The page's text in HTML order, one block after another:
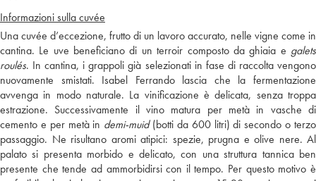
Informazioni sulla cuvée
Una cuvée d’eccezione, frutto di un lavoro accurato, nelle vigne come in
cantina. Le uve beneficiano di un terroir composto da ghiaia e galets
roulés. In cantina, i grappoli già selezionati in fase di raccolta vengono
nuovamente smistati. Isabel Ferrando lascia che la fermentazione
avvenga in modo naturale. La vinificazione è delicata, senza troppa
estrazione. Successivamente il vino matura per metà in vasche di
cemento e per metà in demi-muid(botti da 600 litri) di secondo o terzo
passaggio. Ne risultano aromi atipici: spezie, prugna e olive nere. Al
palato si presenta morbido e delicato, con una struttura tannica ben
presente che tende ad ammorbidirsi con il tempo. Per questo motivo è